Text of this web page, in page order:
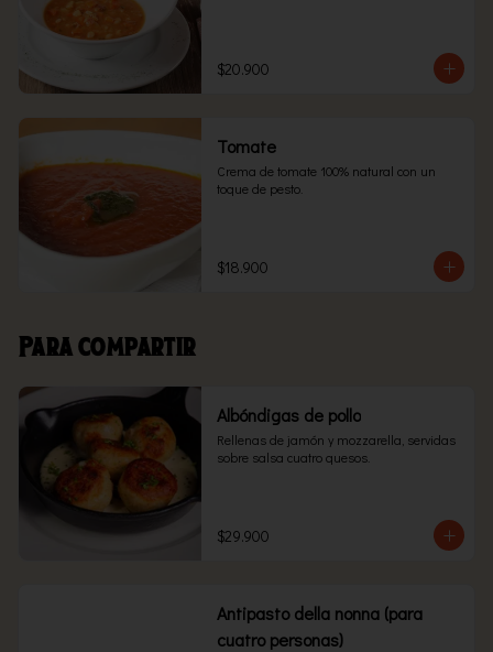
$20.900
Tomate
Crema de tomate 100% natural con un
toque de pesto.
$18.900
Para compartir
Albóndigas de pollo
Rellenas de jamón y mozzarella, servidas
sobre salsa cuatro quesos.
$29.900
Antipasto della nonna (para
cuatro personas)